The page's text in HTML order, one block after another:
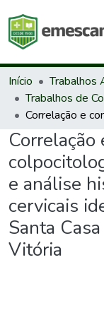
Início
Trabalhos
Correlação
e análise
cervicais
Santa
Vitória